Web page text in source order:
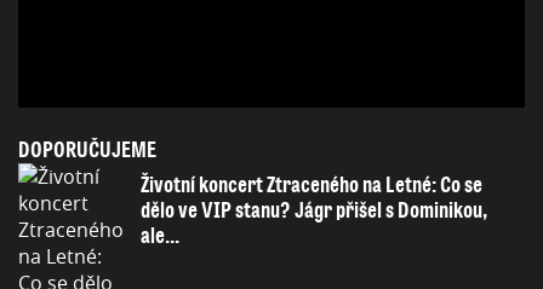
DOPORUČUJEME
Životní koncert Ztraceného na Letné: Co se
dělo ve VIP stanu? Jágr přišel s Dominikou,
ale...